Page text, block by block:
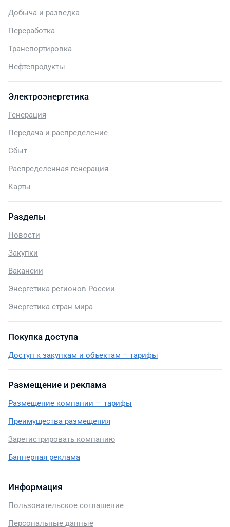
Добыча и разведка
Переработка
Транспортировка
Нефтепродукты
Электроэнергетика
Генерация
Передача и распределение
Сбыт
Распределенная генерация
Карты
Разделы
Новости
Закупки
Вакансии
Энергетика регионов России
Энергетика стран мира
Покупка доступа
Доступ к закупкам и объектам – тарифы
Размещение и реклама
Размещение компании — тарифы
Преимущества размещения
Зарегистрировать компанию
Баннерная реклама
Информация
Пользовательское соглашение
Персональные данные